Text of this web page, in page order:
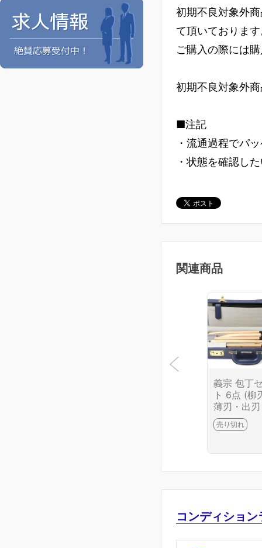
初期不良対象外
て頂いておりま
ご購入の際には
初期不良対象外
■注記
・流通過程でパ
・状態を確認し
関連商品
義宗 包丁
ト 6点 (柳
薄刃・出
牛刀・ペテ
ィ・中華)
3-2J10
売り切れ
コンディション